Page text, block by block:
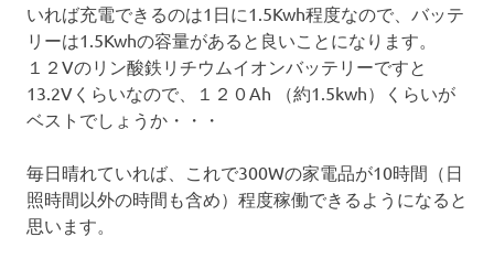
いれば充電できるのは1日に1.5Kwh程度なので、バッテ
リーは1.5Kwhの容量があると良いことになります。
１２Vのリン酸鉄リチウムイオンバッテリーですと
13.2Vくらいなので、１２０Ah （約1.5kwh）くらいが
ベストでしょうか・・・
毎日晴れていれば、これで300Wの家電品が10時間（日
照時間以外の時間も含め）程度稼働できるようになると
思います。